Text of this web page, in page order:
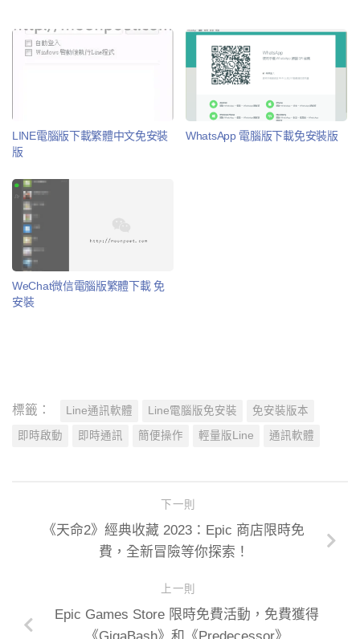
LINE電腦版下載繁體中文免安裝
版
WhatsApp 電腦版下載免安裝版
WeChat微信電腦版繁體下載 免
安裝
標籤： Line通訊軟體 Line電腦版免安裝 免安裝版本
即時啟動 即時通訊 簡便操作 輕量版Line 通訊軟體
下一則
《天命2》經典收藏 2023：Epic 商店限時免
費，全新冒險等你探索！
上一則
Epic Games Store 限時免費活動，免費獲得